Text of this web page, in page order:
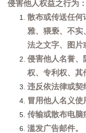
侵害他人权益之行为：
散布或传送任何
雅、猥亵、不实
法之文字、图片
侵害他人名誉、
权、专利权、其
违反依法律或契
冒用他人名义使
传输或散布电脑
滥发广告邮件。